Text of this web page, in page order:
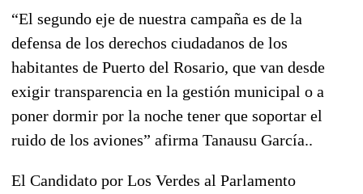
“El segundo eje de nuestra campaña es de la
defensa de los derechos ciudadanos de los
habitantes de Puerto del Rosario, que van desde
exigir transparencia en la gestión municipal o a
poner dormir por la noche tener que soportar el
ruido de los aviones” afirma Tanausu García..
El Candidato por Los Verdes al Parlamento